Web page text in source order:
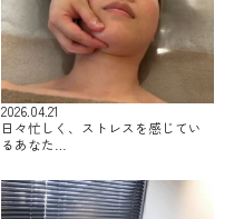
2026.04.21
日々忙しく、ストレスを感じてい
るあなた…